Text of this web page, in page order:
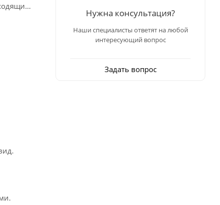
Нужна консультация?
Наши специалисты ответят на любой
интересующий вопрос
Задать вопрос